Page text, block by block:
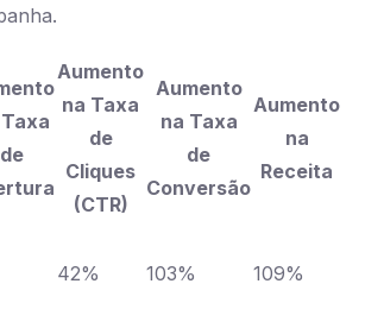
de
Aumento
na Taxa
de
Cliques
(CTR)
Aumento
na Taxa
de
Conversão
Aumento
na
Receita
42% 103% 109%